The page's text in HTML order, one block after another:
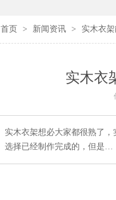
首页 > 新闻资讯 > 实木衣
实木衣
实木衣架想必大家都很熟了
选择已经制作完成的，但是…